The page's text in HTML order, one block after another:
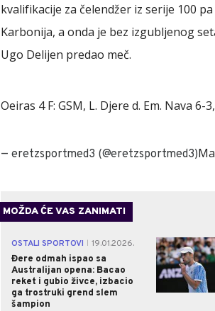
kvalifikacije za čelendžer iz serije 100
Karbonija, a onda je bez izgubljenog
Ugo Delijen predao meč.
Oeiras 4 F: GSM, L. Djere d. Em. Nava 6-
— eretzsportmed3 (@eretzsportmed3)
MOŽDA ĆE VAS ZANIMATI
OSTALI SPORTOVI
19.01.2026.
Đere odmah ispao sa
Australijan opena: Bacao
reket i gubio živce, izbacio
ga trostruki grend slem
šampion